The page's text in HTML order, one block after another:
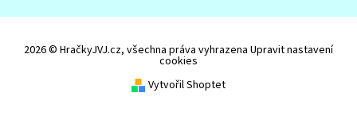
2026 © HračkyJVJ.cz, všechna práva vyhrazena Upravit nastavení
cookies
Vytvořil Shoptet